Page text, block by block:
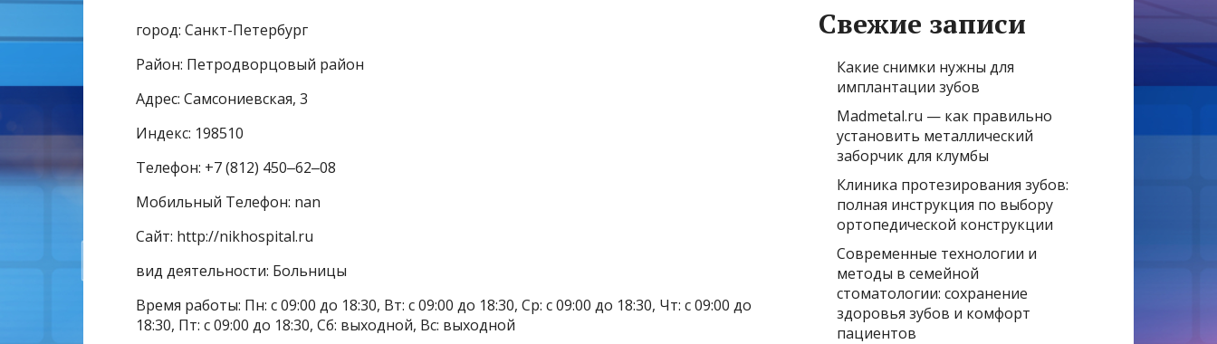
город: Санкт-Петербург
Район: Петродворцовый район
Адрес: Самсониевская, 3
Индекс: 198510
Телефон: +7 (812) 450‒62‒08
Мобильный Телефон: nan
Сайт: http://nikhospital.ru
вид деятельности: Больницы
Время работы: Пн: с 09:00 до 18:30, Вт: с 09:00 до 18:30, Ср: с 09:00 до 18:30, Чт: с 09:00 до
18:30, Пт: с 09:00 до 18:30, Сб: выходной, Вс: выходной
Свежие записи
Какие снимки нужны для
имплантации зубов
Madmetal.ru — как правильно
установить металлический
заборчик для клумбы
Клиника протезирования зубов:
полная инструкция по выбору
ортопедической конструкции
Современные технологии и
методы в семейной
стоматологии: сохранение
здоровья зубов и комфорт
пациентов